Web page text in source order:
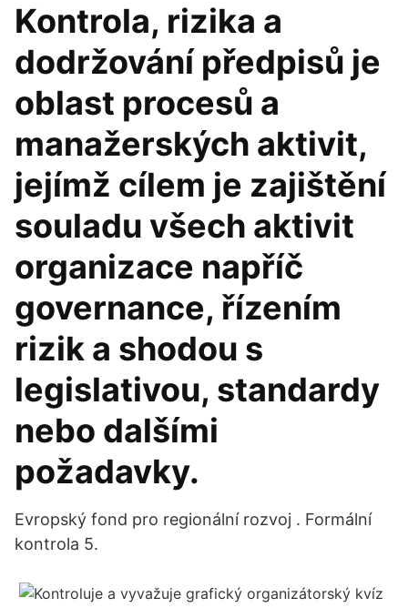
Kontrola, rizika a
dodržování předpisů je
oblast procesů a
manažerských aktivit,
jejímž cílem je zajištění
souladu všech aktivit
organizace napříč
governance, řízením
rizik a shodou s
legislativou, standardy
nebo dalšími
požadavky.
Evropský fond pro regionální rozvoj . Formální
kontrola 5.